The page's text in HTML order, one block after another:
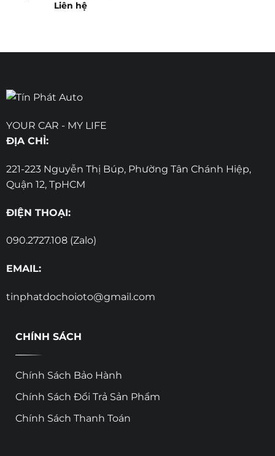
Liên hệ
YOUR CAR - MY LIFE
ĐỊA CHỈ:
221-223 Nguyễn Thị Búp, Phường Tân Chánh Hiệp,
Quận 12, TpHCM
ĐIỆN THOẠI:
090.2727.108 (Zalo)
EMAIL:
tinphatdochoioto@gmail.com
CHÍNH SÁCH
Chính Sách Bảo Hành
Chính Sách Đổi Trả Sản Phẩm
Chính Sách Thanh Toán